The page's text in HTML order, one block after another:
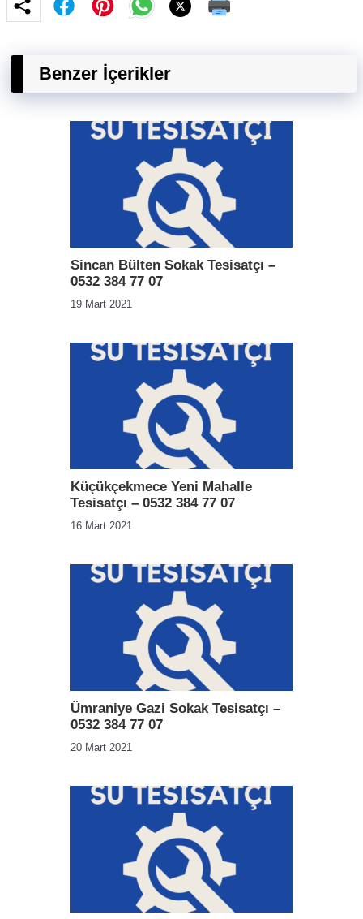
Benzer İçerikler
Sincan Bülten Sokak Tesisatçı –
0532 384 77 07
19 Mart 2021
Küçükçekmece Yeni Mahalle
Tesisatçı – 0532 384 77 07
16 Mart 2021
Ümraniye Gazi Sokak Tesisatçı –
0532 384 77 07
20 Mart 2021